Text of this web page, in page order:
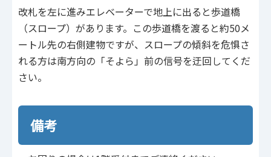
改札を左に進みエレベーターで地上に出ると歩道橋
（スロープ）があります。この歩道橋を渡ると約50メ
ートル先の右側建物ですが、スロープの傾斜を危惧さ
れる方は南方向の「そよら」前の信号を迂回してくだ
さい。
備考